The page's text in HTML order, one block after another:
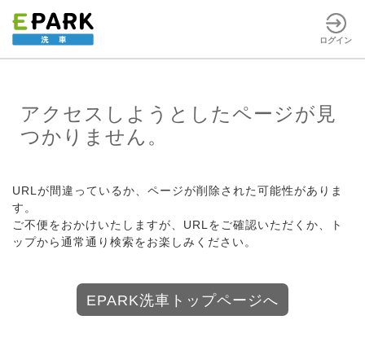
ログイン
アクセスしようとしたページが見
つかりません。
URLが間違っているか、ページが削除された可能性がありま
す。
ご不便をおかけいたしますが、URLをご確認いただくか、ト
ップから通常通り検索をお楽しみください。
EPARK洗車トップページへ